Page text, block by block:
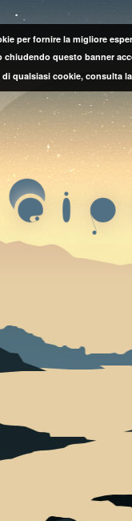
per fornire la migliore
questo banner
qualsiasi cookie, consulta la